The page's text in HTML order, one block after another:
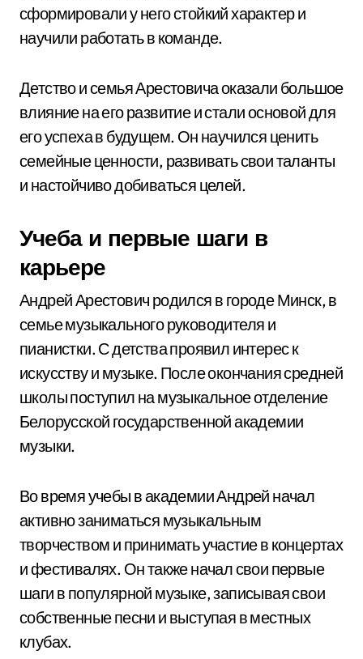
сформировали у него стойкий характер и
научили работать в команде.
Детство и семья Арестовича оказали большое
влияние на его развитие и стали основой для
его успеха в будущем. Он научился ценить
семейные ценности, развивать свои таланты
и настойчиво добиваться целей.
Учеба и первые шаги в
карьере
Андрей Арестович родился в городе Минск, в
семье музыкального руководителя и
пианистки. С детства проявил интерес к
искусству и музыке. После окончания средней
школы поступил на музыкальное отделение
Белорусской государственной академии
музыки.
Во время учебы в академии Андрей начал
активно заниматься музыкальным
творчеством и принимать участие в концертах
и фестивалях. Он также начал свои первые
шаги в популярной музыке, записывая свои
собственные песни и выступая в местных
клубах.